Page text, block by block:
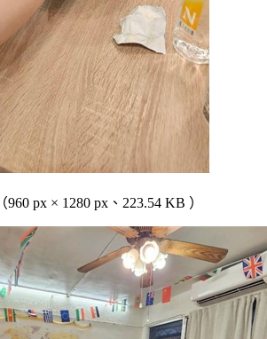
（960 px × 1280 px、223.54 KB ）